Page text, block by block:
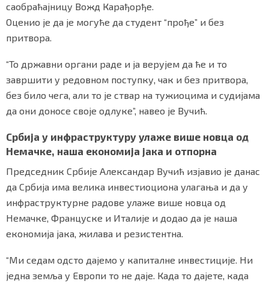
саобраћајницу Вожд Карађорђе.
Оценио је да је могуће да студент “прође” и без
притвора.
“То државни органи раде и ја верујем да ће и то
завршити у редовном поступку, чак и без притвора,
без било чега, али то је ствар на тужиоцима и судијама
да они доносе своје одлуке”, навео је Вучић.
Србија у инфраструктуру улаже више новца од
Немачке, наша економија јака и отпорна
Председник Србије Александар Вучић изјавио је данас
да Србија има велика инвестиоциона улагања и да у
инфраструктурне радове улаже више новца од
Немачке, Француске и Италије и додао да је наша
економија јака, жилава и резистентна.
“Ми седам одсто дајемо у капиталне инвестиције. Ни
једна земља у Европи то не даје. Када то дајете, када